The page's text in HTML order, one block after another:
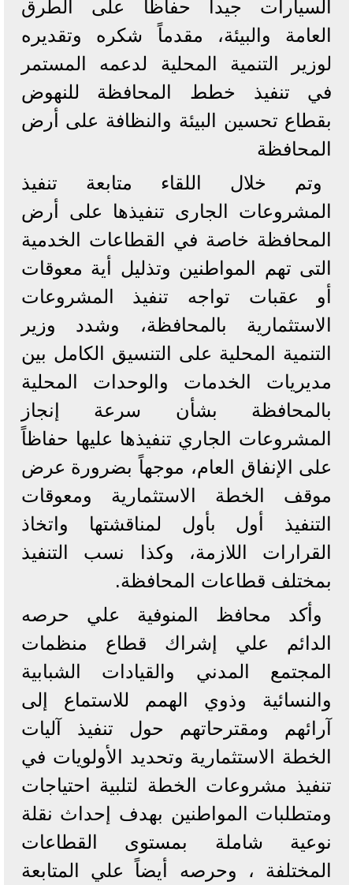
السيارات جيداً حفاظاً على الطرق
العامة والبيئة، مقدماً شكره وتقديره
لوزير التنمية المحلية لدعمه المستمر
في تنفيذ خطط المحافظة للنهوض
بقطاع تحسين البيئة والنظافة على أرض
المحافظة
وتم خلال اللقاء متابعة تنفيذ
المشروعات الجارى تنفيذها على أرض
المحافظة خاصة في القطاعات الخدمية
التى تهم المواطنين وتذليل أية معوقات
أو عقبات تواجه تنفيذ المشروعات
الاستثمارية بالمحافظة، وشدد وزير
التنمية المحلية على التنسيق الكامل بين
مديريات الخدمات والوحدات المحلية
بالمحافظة بشأن سرعة إنجاز
المشروعات الجاري تنفيذها عليها حفاظاً
على الإنفاق العام، موجهاً بضرورة عرض
موقف الخطة الاستثمارية ومعوقات
التنفيذ أول بأول لمناقشتها واتخاذ
القرارات اللازمة، وكذا نسب التنفيذ
بمختلف قطاعات المحافظة.
وأكد محافظ المنوفية علي حرصه
الدائم علي إشراك قطاع منظمات
المجتمع المدني والقيادات الشبابية
والنسائية وذوي الهمم للاستماع إلى
آرائهم ومقترحاتهم حول تنفيذ آليات
الخطة الاستثمارية وتحديد الأولويات في
تنفيذ مشروعات الخطة لتلبية احتياجات
ومتطلبات المواطنين بهدف إحداث نقلة
نوعية شاملة بمستوى القطاعات
المختلفة ، وحرصه أيضاً علي المتابعة